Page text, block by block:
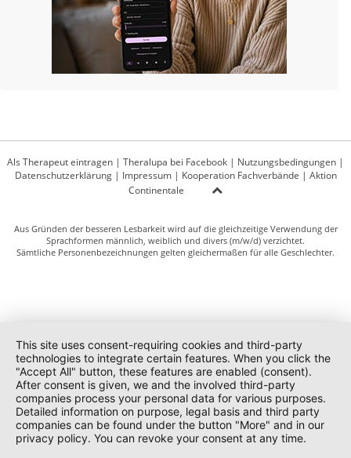
Als Therapeut eintragen | Theralupa bei Facebook | Nutzungsbedingungen |
Datenschutzerklärung| Impressum| Kooperation Fachverbände | Aktion
Continentale
Aus Gründen der besseren Lesbarkeit wird auf die gleichzeitige Verwendung der
Sprachformen männlich, weiblich und divers (m/w/d) verzichtet.
Sämtliche Personenbezeichnungen gelten gleichermaßen für alle Geschlechter.
This site uses consent-requiring cookies and third-party
technologies to integrate certain features. When you click the
"Accept All" button, these features are enabled (consent).
After consent is given, we and the involved third-party
companies process your personal data for various purposes.
Detailed information on purpose, legal basis and third party
companies can be found under the button "More" and in our
privacy policy. You can revoke your consent at any time.